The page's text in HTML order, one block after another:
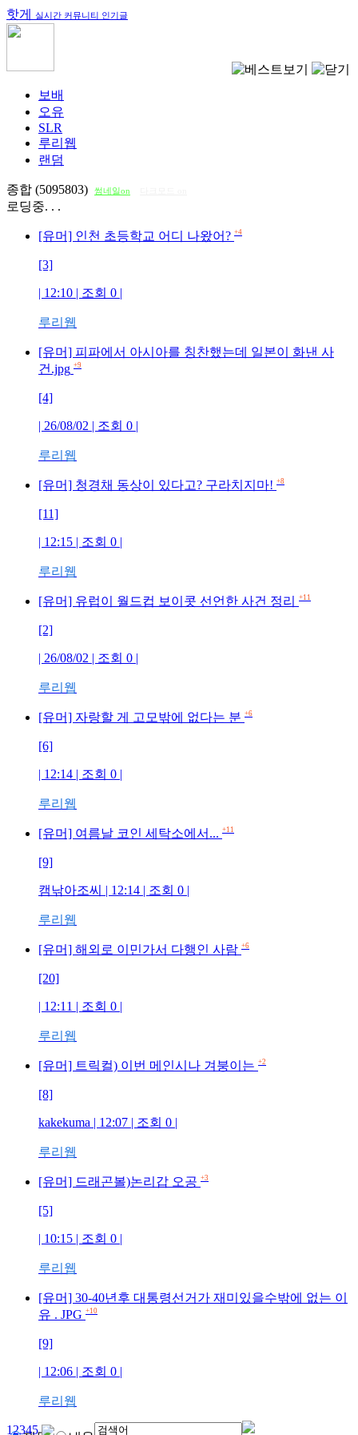
핫게 실시간 커뮤니티 인기글
보배
오유
SLR
루리웹
랜덤
종합 (5095803) 썸네일on
로딩중. . .
[유머] 인천 초등학교 어디 나왔어? +4
[3]
| 12:10 | 조회 0 |
루리웹
[유머] 피파에서 아시아를 칭찬했는데 일본이 화낸 사
건.jpg +9
[4]
| 26/08/02 | 조회 0 |
루리웹
[유머] 청경채 동상이 있다고? 구라치지마! +8
[11]
| 12:15 | 조회 0 |
루리웹
[유머] 유럽이 월드컵 보이콧 선언한 사건 정리 +11
[2]
| 26/08/02 | 조회 0 |
루리웹
[유머] 자랑할 게 고모밖에 없다는 분 +6
[6]
| 12:14 | 조회 0 |
루리웹
[유머] 여름날 코인 세탁소에서... +11
[9]
캠낚아조씨 | 12:14 | 조회 0 |
루리웹
[유머] 해외로 이민가서 다행인 사람 +6
[20]
| 12:11 | 조회 0 |
루리웹
[유머] 트릭컬) 이번 메인시나 겨붕이는 +2
[8]
kakekuma | 12:07 | 조회 0 |
루리웹
[유머] 드래곤볼)논리갑 오공 +3
[5]
| 10:15 | 조회 0 |
루리웹
[유머] 30-40년후 대통령선거가 재미있을수밖에 없는 이
유 . JPG +10
[9]
| 12:06 | 조회 0 |
루리웹
12345